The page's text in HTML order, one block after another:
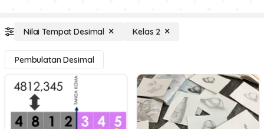
Nilai Tempat Desimal Kelas 2
Pembulatan Desimal